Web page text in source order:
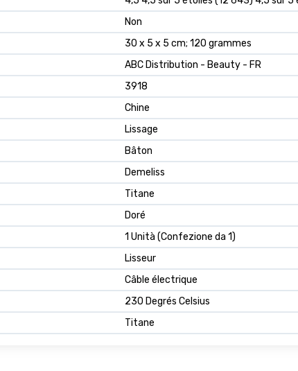
Non
30 x 5 x 5 cm; 120 grammes
ABC Distribution - Beauty - FR
3918
Chine
Lissage
Bâton
Demeliss
Titane
Doré
1 Unità (Confezione da 1)
Lisseur
Câble électrique
230 Degrés Celsius
Titane